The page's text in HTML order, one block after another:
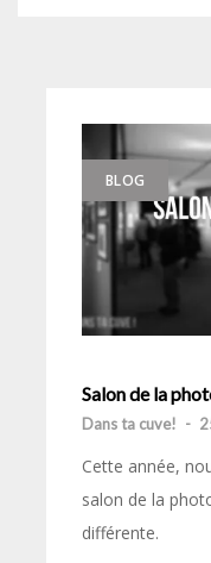
BLOG
Salon de la
Dans ta cuve! -
Cette année,
salon de la
différente.